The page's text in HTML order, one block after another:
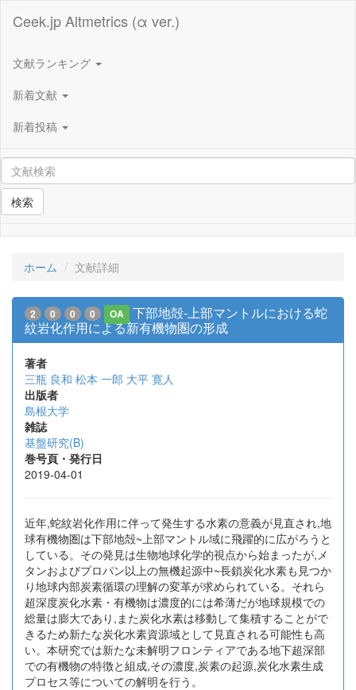
Ceek.jp Altmetrics (α ver.)
文献ランキング
新着文献
新着投稿
検索
ホーム 文献詳細
2 0 0 0 OA
下部地殻-上部マントルにおける蛇
紋岩化作用による新有機物圏の形成
著者
三瓶 良和 松本 一郎 大平 寛人
出版者
島根大学
雑誌
基盤研究(B)
巻号頁・発行日
2019-04-01
近年,蛇紋岩化作用に伴って発生する水素の意義が見直され,地
球有機物圏は下部地殻~上部マントル域に飛躍的に広がろうと
している。その発見は生物地球化学的視点から始まったが,メ
タンおよびプロパン以上の無機起源中~長鎖炭化水素も見つか
り地球内部炭素循環の理解の変革が求められている。それら
超深度炭化水素・有機物は濃度的には希薄だが地球規模での
総量は膨大であり,また炭化水素は移動して集積することがで
きるため新たな炭化水素資源域として見直される可能性も高
い。本研究では新たな未解明フロンティアである地下超深部
での有機物の特徴と組成,その濃度,炭素の起源,炭化水素生成
プロセス等についての解明を行う。